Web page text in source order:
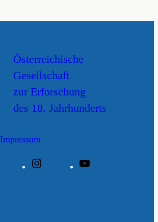
Österreichische
Gesellschaft
zur Erforschung
des 18. Jahrhunderts
Impressum